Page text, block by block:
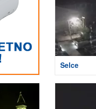
Selce